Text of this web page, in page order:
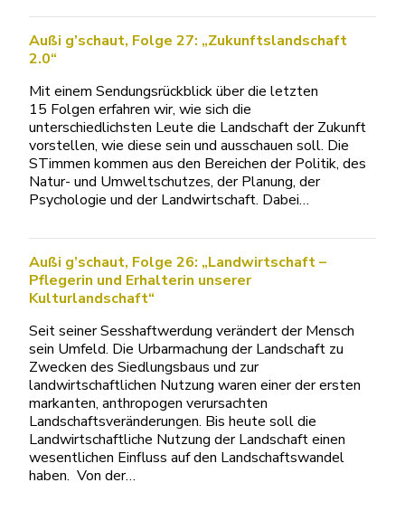
Außi g’schaut, Folge 27: „Zukunftslandschaft
2.0“
Mit einem Sendungsrückblick über die letzten
15 Folgen erfahren wir, wie sich die
unterschiedlichsten Leute die Landschaft der Zukunft
vorstellen, wie diese sein und ausschauen soll. Die
STimmen kommen aus den Bereichen der Politik, des
Natur- und Umweltschutzes, der Planung, der
Psychologie und der Landwirtschaft. Dabei…
Außi g’schaut, Folge 26: „Landwirtschaft –
Pflegerin und Erhalterin unserer
Kulturlandschaft“
Seit seiner Sesshaftwerdung verändert der Mensch
sein Umfeld. Die Urbarmachung der Landschaft zu
Zwecken des Siedlungsbaus und zur
landwirtschaftlichen Nutzung waren einer der ersten
markanten, anthropogen verursachten
Landschaftsveränderungen. Bis heute soll die
Landwirtschaftliche Nutzung der Landschaft einen
wesentlichen Einfluss auf den Landschaftswandel
haben. Von der…